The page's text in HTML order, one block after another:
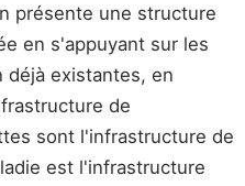
présente une structure
en s'appuyant sur les
existantes, en
de
sont l'infrastructure de
est l'infrastructure